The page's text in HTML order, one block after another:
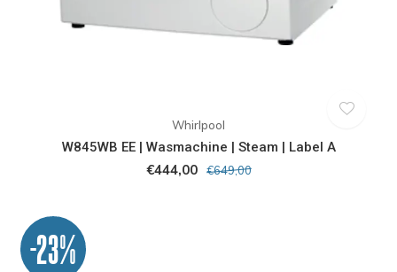
Whirlpool
W845WB EE | Wasmachine | Steam | Label A
€444,00 €649,00
-23%